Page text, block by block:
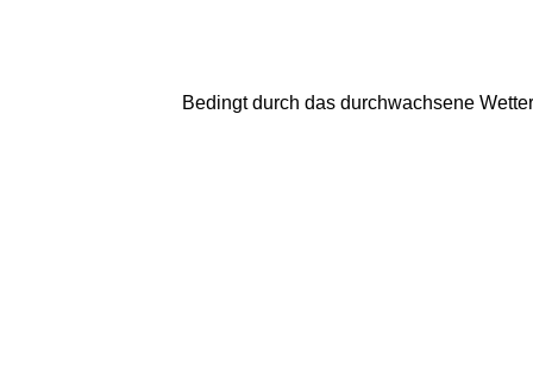
Bedingt durch das durchwachsene